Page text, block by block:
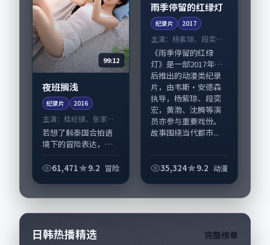
99:12
夜班搁浅
纪录片 2016
主演： 桂纶镁、张家辉
等
若想了解泰国合拍语
境下的冒险表达，
注：剧情侧重人物动
与配角群戏并重。影
片2016年面世后在
61,471 9.2 冒险
雨季停留的红绿灯
纪录片 2017
主演：杨紫琼、段奕宏
等
《雨季停留的红绿
灯》是一部2017年前
后推出的动漫类纪录
片，由韦斯·安德森
执导，杨紫琼、段奕
宏，黄渤、沈腾等演
员亦参与重要戏份。
故事围绕当代都市...
35,324 9.2 动漫
日韩热播精选 完整榜单